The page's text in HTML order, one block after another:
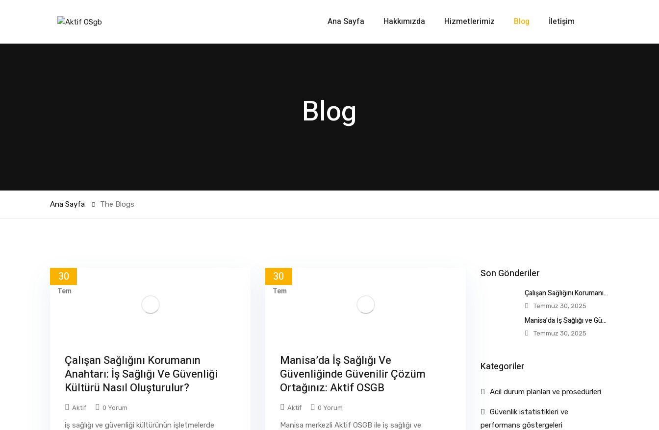
Ana Sayfa Hakkımızda Hizmetlerimiz Blog İletişim
Blog
Ana Sayfa The Blogs
30
Tem
Çalışan Sağlığını Korumanın
Anahtarı: İş Sağlığı Ve Güvenliği
Kültürü Nasıl Oluşturulur?
Aktif 0 Yorum
iş sağlığı ve güvenliği kültürünün işletmelerde
30
Tem
Manisa’da İş Sağlığı Ve
Güvenliğinde Güvenilir Çözüm
Ortağınız: Aktif OSGB
Aktif 0 Yorum
Manisa merkezli Aktif OSGB ile iş sağlığı ve
Son Gönderiler
Çalışan Sağlığını Korumanın Anahtarı: İş Sağlığı
Temmuz 30, 2025
Manisa’da İş Sağlığı ve Güvenliğinde Güvenilir
Temmuz 30, 2025
Kategoriler
Acil durum planları ve prosedürleri
Güvenlik istatistikleri ve
performans göstergeleri